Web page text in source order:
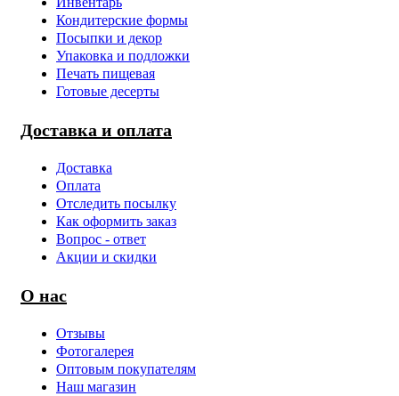
Кондитерские формы
Посыпки и декор
Упаковка и подложки
Печать пищевая
Готовые десерты
Доставка и оплата
Доставка
Оплата
Отследить посылку
Как оформить заказ
Вопрос - ответ
Акции и скидки
О нас
Отзывы
Фотогалерея
Оптовым покупателям
Наш магазин